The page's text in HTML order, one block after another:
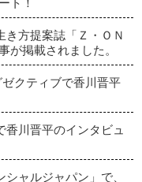
ト！
方提案誌「Ｚ・ＯＮ
が掲載されました。
クティブで香川晋平
川晋平のインタビュ
ャルジャパン」で、